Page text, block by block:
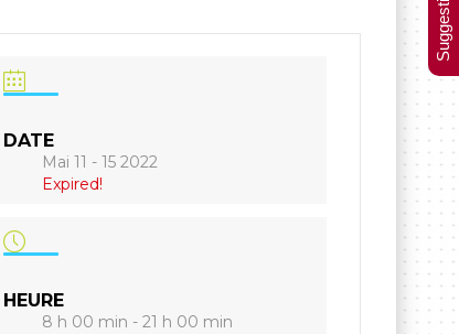
DATE
Mai 11 - 15 2022
Expired!
HEURE
8 h 00 min - 21 h 00 min